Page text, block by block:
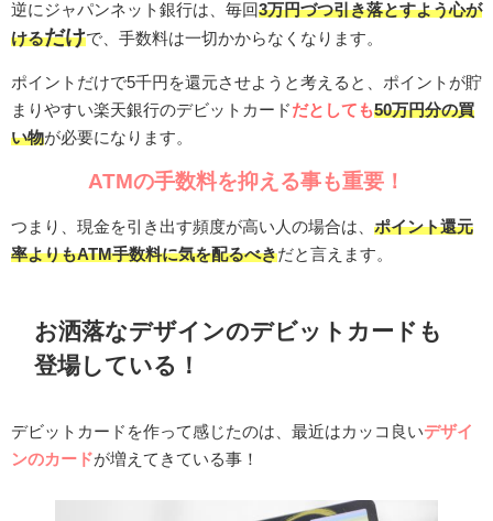
逆にジャパンネット銀行は、毎回 3万円づつ引き落とすよう心が
けるだけで、手数料は一切かからなくなります。
ポイントだけで5千円を還元させようと考えると、ポイントが貯
まりやすい楽天銀行のデビットカード だとしても50万円分の買
い物が必要になります。
ATMの手数料を抑える事も重要！
つまり、現金を引き出す頻度が高い人の場合は、 ポイント還元
率よりもATM手数料に気を配るべきだと言えます。
お洒落なデザインのデビットカードも
登場している！
デビットカードを作って感じたのは、最近はカッコ良いデザイ
ンのカードが増えてきている事！